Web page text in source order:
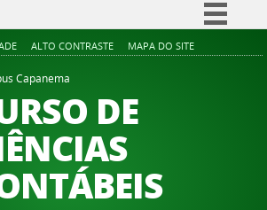
Simplifique!
Participe
Acesso à informação
Legislação
Canais
ALTO CONTRASTE MAPA DO SITE
Capanema
DE